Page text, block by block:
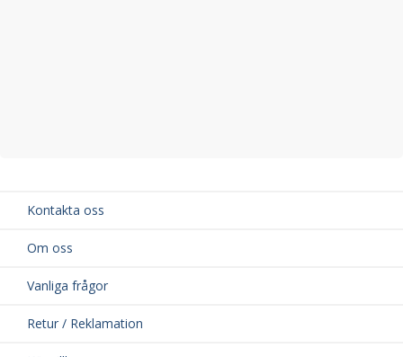
Kontakta oss
Om oss
Vanliga frågor
Retur / Reklamation